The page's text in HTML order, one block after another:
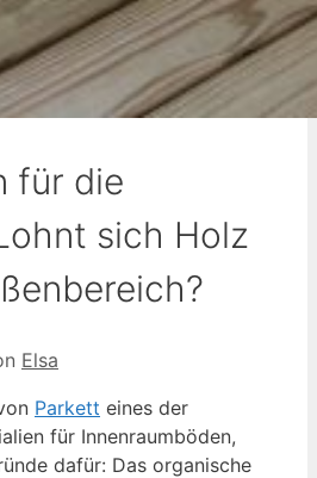
für die
sich Holz
Elsa
Parkett eines der
für Innenraumböden,
dafür: Das organische